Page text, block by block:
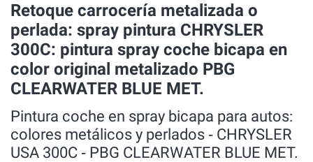
Retoque carrocería metalizada o
perlada: spray pintura CHRYSLER
300C: pintura spray coche bicapa en
color original metalizado PBG
CLEARWATER BLUE MET.
Pintura coche en spray bicapa para autos:
colores metálicos y perlados ‐ CHRYSLER
USA 300C ‐ PBG CLEARWATER BLUE MET.